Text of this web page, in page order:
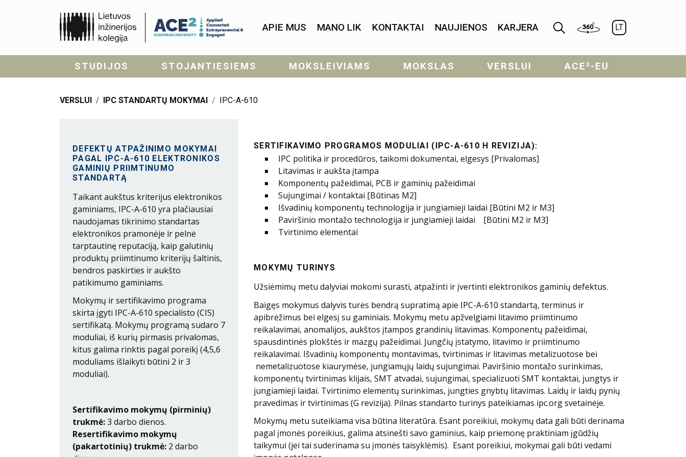
APIE MUS MANO LIK KONTAKTAI NAUJIENOS KARJERA LT
STUDIJOS STOJANTIESIEMS MOKSLEIVIAMS MOKSLAS VERSLUI ACE²-EU
VERSLUI IPC STANDARTŲ MOKYMAI IPC-A-610
DEFEKTŲ ATPAŽINIMO MOKYMAI
PAGAL IPC-A-610 ELEKTRONIKOS
GAMINIŲ PRIIMTINUMO
STANDARTĄ
Taikant aukštus kriterijus elektronikos
gaminiams, IPC-A-610 yra plačiausiai
naudojamas tikrinimo standartas
elektronikos pramonėje ir pelnė
tarptautinę reputaciją, kaip galutinių
produktų priimtinumo kriterijų šaltinis,
bendros paskirties ir aukšto
patikimumo gaminiams.
Mokymų ir sertifikavimo programa
skirta įgyti IPC-A-610 specialisto (CIS)
sertifikatą. Mokymų programą sudaro 7
moduliai, iš kurių pirmasis privalomas,
kitus galima rinktis pagal poreikį (4,5,6
moduliams išlaikyti būtini 2 ir 3
moduliai).
Sertifikavimo mokymų (pirminių)
trukmė:3 darbo dienos.
Resertifikavimo mokymų
(pakartotinių) trukmė: 2 darbo
SERTIFIKAVIMO PROGRAMOS MODULIAI (IPC-A-610 H REVIZIJA):
IPC politika ir procedūros, taikomi dokumentai, elgesys [Privalomas]
Litavimas ir aukšta įtampa
Komponentų pažeidimai, PCB ir gaminių pažeidimai
Sujungimai / kontaktai [Būtinas M2]
Išvadinių komponentų technologija ir jungiamieji laidai [Būtini M2 ir M3]
Paviršinio montažo technologija ir jungiamieji laidai [Būtini M2 ir M3]
Tvirtinimo elementai
MOKYMŲ TURINYS
Užsiėmimų metu dalyviai mokomi surasti, atpažinti ir įvertinti elektronikos gaminių defektus.
Baigęs mokymus dalyvis turės bendrą supratimą apie IPC-A-610 standartą, terminus ir
apibrėžimus bei elgesį su gaminiais. Mokymų metu apžvelgiami litavimo priimtinumo
reikalavimai, anomalijos, aukštos įtampos grandinių litavimas. Komponentų pažeidimai,
spausdintinės plokštės ir mazgų pažeidimai. Jungčių įstatymo, litavimo ir priimtinumo
reikalavimai. Išvadinių komponentų montavimas, tvirtinimas ir litavimas metalizuotose bei
nemetalizuotose kiaurymėse, jungiamųjų laidų sujungimai. Paviršinio montažo surinkimas,
komponentų tvirtinimas klijais, SMT atvadai, sujungimai, specializuoti SMT kontaktai, jungtys ir
jungiamieji laidai. Tvirtinimo elementų surinkimas, jungties gnybtų litavimas. Laidų ir laidų pynių
pravedimas ir tvirtinimas (G revizija). Pilnas standarto turinys pateikiamas ipc.org svetainėje.
Mokymų metu suteikiama visa būtina literatūra. Esant poreikiui, mokymų data gali būti derinama
pagal įmonės poreikius, galima atsinešti savo gaminius, kaip priemonę praktiniam įgūdžių
taikymui (jei tai suderinama su įmonės taisyklėmis). Esant poreikiui, mokymai gali būti vedami